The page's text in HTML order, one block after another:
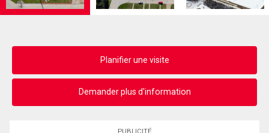
Planifier une visite
Demander plus d'information